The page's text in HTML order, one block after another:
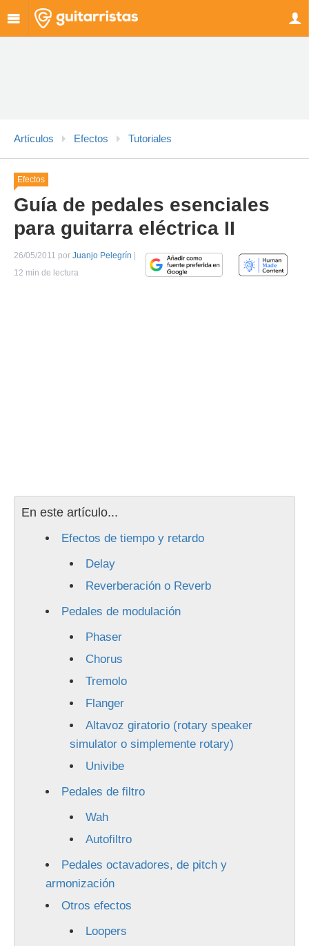
Artículos Efectos Tutoriales
Efectos
Guía de pedales esenciales
para guitarra eléctrica II
26/05/2011 por Juanjo Pelegrín
12 min de lectura
En este artículo...
Efectos de tiempo y retardo
Delay
Reverberación o Reverb
Pedales de modulación
Phaser
Chorus
Tremolo
Flanger
Altavoz giratorio (rotary speaker
simulator o simplemente rotary)
Univibe
Pedales de filtro
Wah
Autofiltro
Pedales octavadores, de pitch y
armonización
Otros efectos
Loopers